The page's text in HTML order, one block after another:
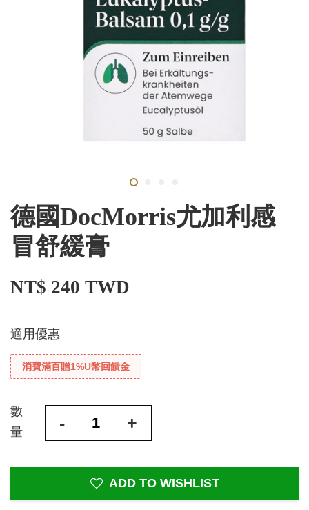
德國DocMorris尤加利感
冒舒緩膏
NT$ 240 TWD
適用優惠
消費滿百贈1%U幣回饋金
數
量
- +
ADD TO WISHLIST